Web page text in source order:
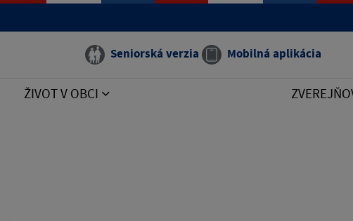
Seniorská verzia Mobilná aplikácia
ŽIVOT V OBCI